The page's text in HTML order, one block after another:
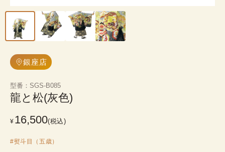
銀座店
型番 ： SGS-B085
龍と松(灰色)
¥ 16,500(税込)
#熨斗目（五歳）